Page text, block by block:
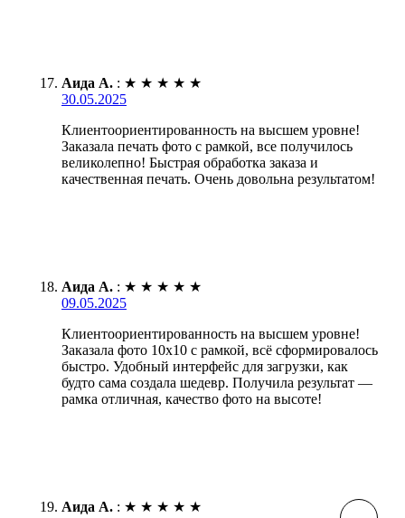
Аида А. : ★ ★ ★ ★ ★
30.05.2025
Клиентоориентированность на высшем уровне!
Заказала печать фото с рамкой, все получилось
великолепно! Быстрая обработка заказа и
качественная печать. Очень довольна результатом!
Аида А. : ★ ★ ★ ★ ★
09.05.2025
Клиентоориентированность на высшем уровне!
Заказала фото 10х10 с рамкой, всё сформировалось
быстро. Удобный интерфейс для загрузки, как
будто сама создала шедевр. Получила результат —
рамка отличная, качество фото на высоте!
Аида А. : ★ ★ ★ ★ ★